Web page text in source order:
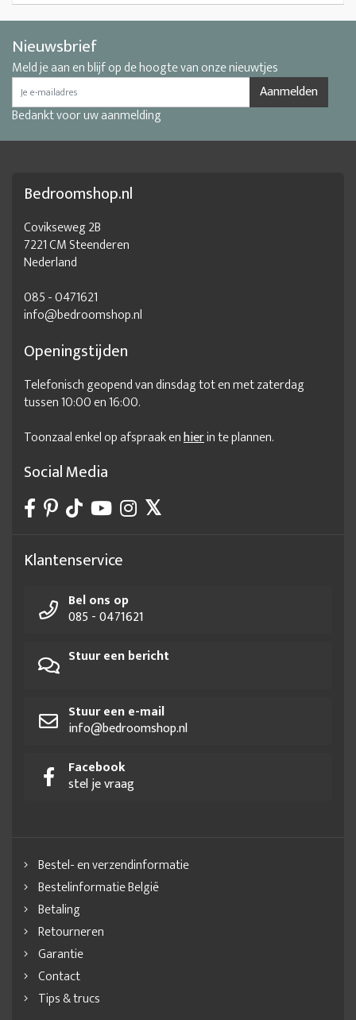
Nieuwsbrief
Meld je aan en blijf op de hoogte van onze nieuwtjes
Aanmelden
Bedankt voor uw aanmelding
Bedroomshop.nl
Covikseweg 2B
7221 CM Steenderen
Nederland
085 - 0471621
info@bedroomshop.nl
Openingstijden
Telefonisch geopend van dinsdag tot en met zaterdag
tussen 10:00 en 16:00.
Toonzaal enkel op afspraak enhierin te plannen.
Social Media
Klantenservice
Bel ons op
085 - 0471621
Stuur een bericht
Stuur een e-mail
info@bedroomshop.nl
Facebook
stel je vraag
Bestel- en verzendinformatie
Bestelinformatie België
Betaling
Retourneren
Garantie
Contact
Tips & trucs